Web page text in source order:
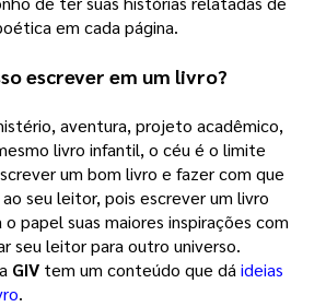
em cada página.
escrever em um livro?
aventura, projeto acadêmico,
livro infantil, o céu é o limite
um bom livro e fazer com que
seu leitor, pois escrever um livro
o papel suas maiores inspirações com
seu leitor para outro universo.
GIV tem um conteúdo que dá ideias
.